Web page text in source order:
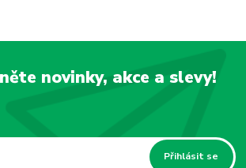
novinky, akce a slevy!
Přihlásit se